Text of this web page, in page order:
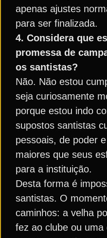
apenas ajustes
para ser finalizada.
4. Considera que
promessa de
os santistas?
Não. Não estou
seja curiosamente
porque estou indo
supostos santistas
pessoais, de poder
maiores que seus
para a instituição.
Desta forma é
santistas. O
caminhos: a velha
fez ao clube ou